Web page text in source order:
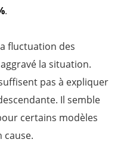
.
fluctuation des
la situation.
pas à expliquer
Il semble
certains modèles
cause.